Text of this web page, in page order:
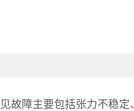
故障主要包括张力不稳